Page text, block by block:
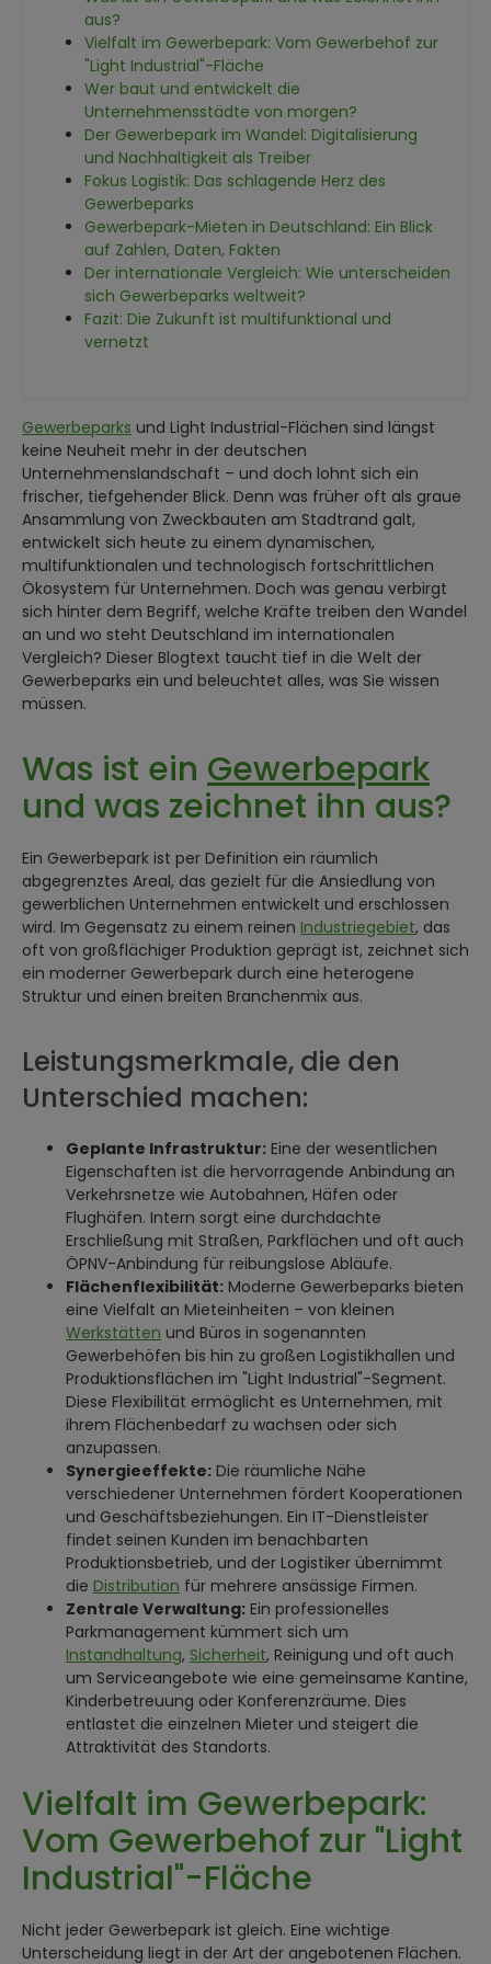
aus?
Vielfalt im Gewerbepark: Vom Gewerbehof zur
"Light Industrial"-Fläche
Wer baut und entwickelt die
Unternehmensstädte von morgen?
Der Gewerbepark im Wandel: Digitalisierung
und Nachhaltigkeit als Treiber
Fokus Logistik: Das schlagende Herz des
Gewerbeparks
Gewerbepark-Mieten in Deutschland: Ein Blick
auf Zahlen, Daten, Fakten
Der internationale Vergleich: Wie unterscheiden
sich Gewerbeparks weltweit?
Fazit: Die Zukunft ist multifunktional und
vernetzt
Gewerbeparks und Light Industrial-Flächen sind längst
keine Neuheit mehr in der deutschen
Unternehmenslandschaft – und doch lohnt sich ein
frischer, tiefgehender Blick. Denn was früher oft als graue
Ansammlung von Zweckbauten am Stadtrand galt,
entwickelt sich heute zu einem dynamischen,
multifunktionalen und technologisch fortschrittlichen
Ökosystem für Unternehmen. Doch was genau verbirgt
sich hinter dem Begriff, welche Kräfte treiben den Wandel
an und wo steht Deutschland im internationalen
Vergleich? Dieser Blogtext taucht tief in die Welt der
Gewerbeparks ein und beleuchtet alles, was Sie wissen
müssen.
Was ist ein Gewerbepark
und was zeichnet ihn aus?
Ein Gewerbepark ist per Definition ein räumlich
abgegrenztes Areal, das gezielt für die Ansiedlung von
gewerblichen Unternehmen entwickelt und erschlossen
wird. Im Gegensatz zu einem reinen Industriegebiet, das
oft von großflächiger Produktion geprägt ist, zeichnet sich
ein moderner Gewerbepark durch eine heterogene
Struktur und einen breiten Branchenmix aus.
Leistungsmerkmale, die den
Unterschied machen:
Geplante Infrastruktur: Eine der wesentlichen
Eigenschaften ist die hervorragende Anbindung an
Verkehrsnetze wie Autobahnen, Häfen oder
Flughäfen. Intern sorgt eine durchdachte
Erschließung mit Straßen, Parkflächen und oft auch
ÖPNV-Anbindung für reibungslose Abläufe.
Flächenflexibilität: Moderne Gewerbeparks bieten
eine Vielfalt an Mieteinheiten – von kleinen
Werkstätten und Büros in sogenannten
Gewerbehöfen bis hin zu großen Logistikhallen und
Produktionsflächen im "Light Industrial"-Segment.
Diese Flexibilität ermöglicht es Unternehmen, mit
ihrem Flächenbedarf zu wachsen oder sich
anzupassen.
Synergieeffekte: Die räumliche Nähe
verschiedener Unternehmen fördert Kooperationen
und Geschäftsbeziehungen. Ein IT-Dienstleister
findet seinen Kunden im benachbarten
Produktionsbetrieb, und der Logistiker übernimmt
die Distribution für mehrere ansässige Firmen.
Zentrale Verwaltung: Ein professionelles
Parkmanagement kümmert sich um
Instandhaltung, Sicherheit, Reinigung und oft auch
um Serviceangebote wie eine gemeinsame Kantine,
Kinderbetreuung oder Konferenzräume. Dies
entlastet die einzelnen Mieter und steigert die
Attraktivität des Standorts.
Vielfalt im Gewerbepark:
Vom Gewerbehof zur "Light
Industrial"-Fläche
Nicht jeder Gewerbepark ist gleich. Eine wichtige
Unterscheidung liegt in der Art der angebotenen Flächen.